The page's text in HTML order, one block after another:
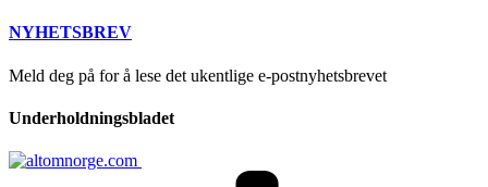
NYHETSBREV
Meld deg på for å lese det ukentlige e-postnyhetsbrevet
Underholdningsbladet